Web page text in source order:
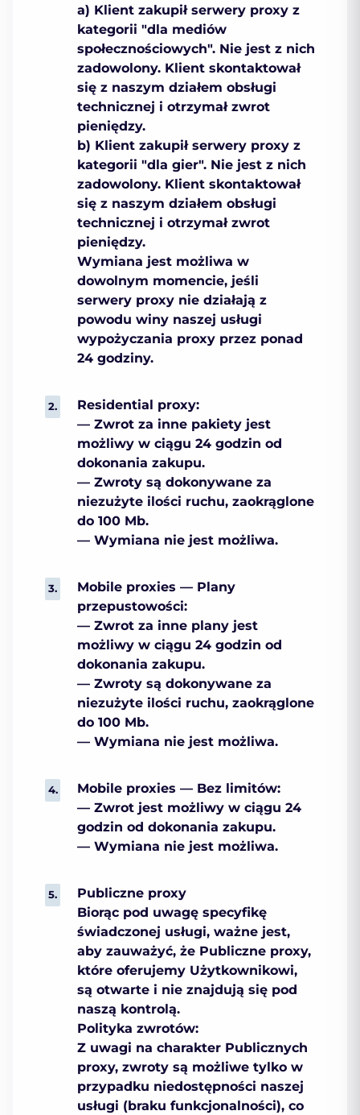
a) Klient zakupił serwery proxy z
kategorii "dla mediów
społecznościowych". Nie jest z nich
zadowolony. Klient skontaktował
się z naszym działem obsługi
technicznej i otrzymał zwrot
pieniędzy.
b) Klient zakupił serwery proxy z
kategorii "dla gier". Nie jest z nich
zadowolony. Klient skontaktował
się z naszym działem obsługi
technicznej i otrzymał zwrot
pieniędzy.
Wymiana jest możliwa w
dowolnym momencie, jeśli
serwery proxy nie działają z
powodu winy naszej usługi
wypożyczania proxy przez ponad
24 godziny.
Residential proxy:
— Zwrot za inne pakiety jest
możliwy w ciągu 24 godzin od
dokonania zakupu.
— Zwroty są dokonywane za
niezużyte ilości ruchu, zaokrąglone
do 100 Mb.
— Wymiana nie jest możliwa.
Mobile proxies — Plany
przepustowości:
— Zwrot za inne plany jest
możliwy w ciągu 24 godzin od
dokonania zakupu.
— Zwroty są dokonywane za
niezużyte ilości ruchu, zaokrąglone
do 100 Mb.
— Wymiana nie jest możliwa.
Mobile proxies — Bez limitów:
— Zwrot jest możliwy w ciągu 24
godzin od dokonania zakupu.
— Wymiana nie jest możliwa.
Publiczne proxy
Biorąc pod uwagę specyfikę
świadczonej usługi, ważne jest,
aby zauważyć, że Publiczne proxy,
które oferujemy Użytkownikowi,
są otwarte i nie znajdują się pod
naszą kontrolą.
Polityka zwrotów:
Z uwagi na charakter Publicznych
proxy, zwroty są możliwe tylko w
przypadku niedostępności naszej
usługi (braku funkcjonalności), co